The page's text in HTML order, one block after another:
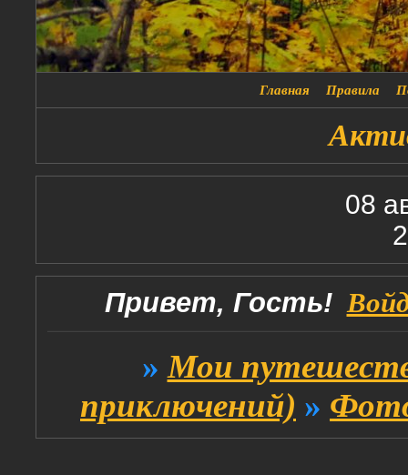
Главная Правила
08
Привет, Гость!
» Мои
приключений) »